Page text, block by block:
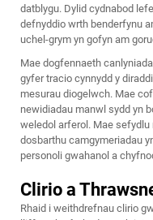
datblygu. Dylid cydnabod
defnyddio wrth benderfynu
uchel-grym yn gofyn am
Mae dogfennaeth
gyfer tracio cynnydd y
mesurau diogelwch. Mae
newidiadau manwl sydd yn
weledol arferol. Mae
dosbarthu camgymeriadau
personoli gwahanol a
Clirio a
Rhaid i weithdrefnau clirio